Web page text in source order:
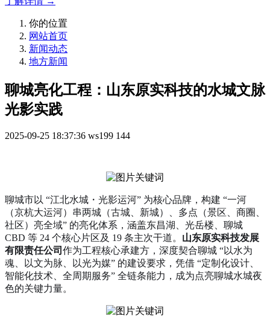
你的位置
网站首页
新闻动态
地方新闻
聊城亮化工程：山东原实科技的水城文脉
光影实践
2025-09-25 18:37:36 ws199 144
聊城市以 “江北水城・光影运河” 为核心品牌，构建 “一河
（京杭大运河）串两城（古城、新城）、多点（景区、商圈、
社区）亮全域” 的亮化体系，涵盖东昌湖、光岳楼、聊城
CBD 等 24 个核心片区及 19 条主次干道。 山东原实科技发展
有限责任公司 作为工程核心承建方，深度契合聊城 “以水为
魂、以文为脉、以光为媒” 的建设要求，凭借 “定制化设计、
智能化技术、全周期服务” 全链条能力，成为点亮聊城水城夜
色的关键力量。